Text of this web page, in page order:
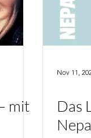
mit
Nov 11,
Das